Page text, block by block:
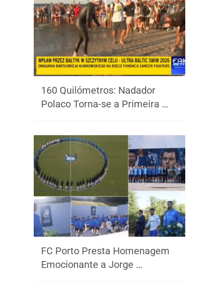
160 Quilómetros: Nadador
Polaco Torna-se a Primeira …
FC Porto Presta Homenagem
Emocionante a Jorge …